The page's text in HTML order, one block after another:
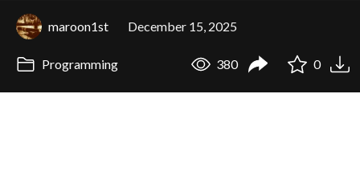
maroon1st December 15, 2025
Programming 380 0